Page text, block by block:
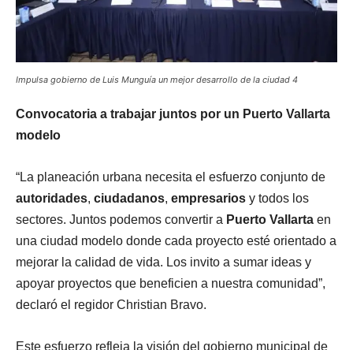
Impulsa gobierno de Luis Munguía un mejor desarrollo de la ciudad 4
Convocatoria a trabajar juntos por un Puerto Vallarta
modelo
“La planeación urbana necesita el esfuerzo conjunto de
autoridades, ciudadanos, empresarios y todos los
sectores. Juntos podemos convertir a Puerto Vallarta en
una ciudad modelo donde cada proyecto esté orientado a
mejorar la calidad de vida. Los invito a sumar ideas y
apoyar proyectos que beneficien a nuestra comunidad”,
declaró el regidor Christian Bravo.
Este esfuerzo refleja la visión del gobierno municipal de